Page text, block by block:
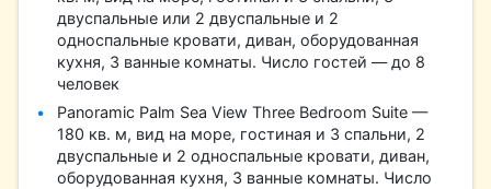
двуспальные или 2 двуспальные и 2
односпальные кровати, диван, оборудованная
кухня, 3 ванные комнаты. Число гостей — до 8
человек
Panoramic Palm Sea View Three Bedroom Suite —
180 кв. м, вид на море, гостиная и 3 спальни, 2
двуспальные и 2 односпальные кровати, диван,
оборудованная кухня, 3 ванные комнаты. Число